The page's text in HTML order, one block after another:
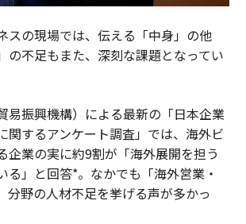
スの現場では、伝える「中身」の他
の不足もまた、深刻な課題となってい
易振興機構）による最新の「日本企業
関するアンケート調査」では、海外ビ
企業の実に約9割が「海外展開を担う
る」と回答*。なかでも「海外営業・
分野の人材不足を挙げる声が多かっ